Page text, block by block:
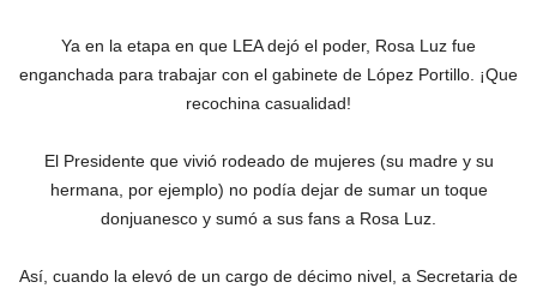
Ya en la etapa en que LEA dejó el poder, Rosa Luz fue
enganchada para trabajar con el gabinete de López Portillo. ¡Que
recochina casualidad!
El Presidente que vivió rodeado de mujeres (su madre y su
hermana, por ejemplo) no podía dejar de sumar un toque
donjuanesco y sumó a sus fans a Rosa Luz.
Así, cuando la elevó de un cargo de décimo nivel, a Secretaria de